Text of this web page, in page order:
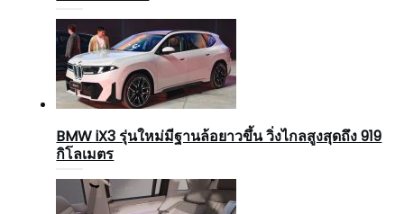
BMW iX3 รุ่นใหม่มีฐานล้อยาวขึ้น วิ่งไกลสูงสุดถึง 919
กิโลเมตร